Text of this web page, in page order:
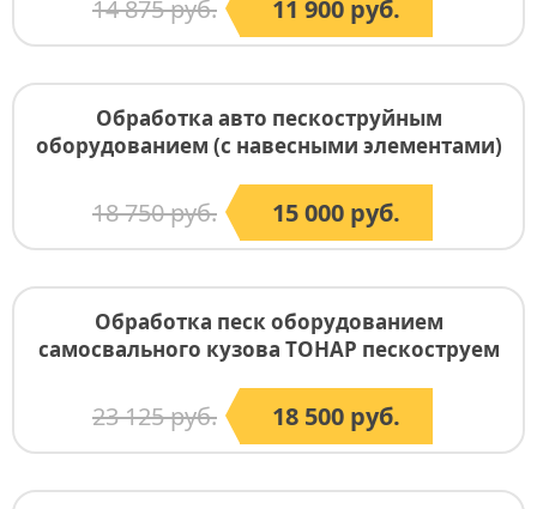
14 875 руб. 11 900 руб.
Обработка авто пескоструйным
оборудованием (с навесными элементами)
18 750 руб. 15 000 руб.
Обработка песк оборудованием
самосвального кузова ТОНАР пескоструем
23 125 руб. 18 500 руб.